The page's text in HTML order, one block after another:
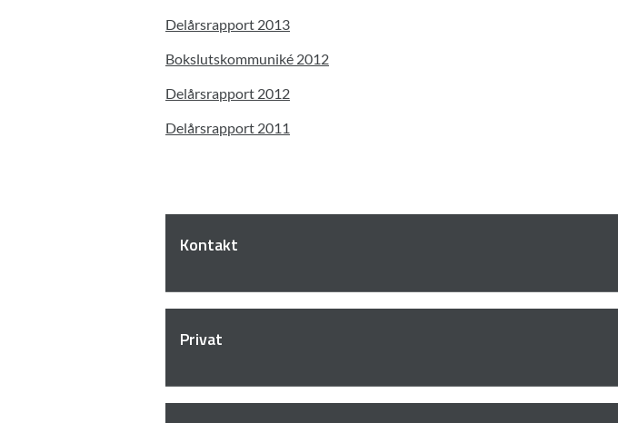
Delårsrapport 2013
Bokslutskommuniké 2012
Delårsrapport 2012
Delårsrapport 2011
Kontakt
Privat